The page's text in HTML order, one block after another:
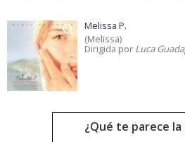
Melissa P.
(Melissa)
Dirigida por Luca
¿Qué te parece la